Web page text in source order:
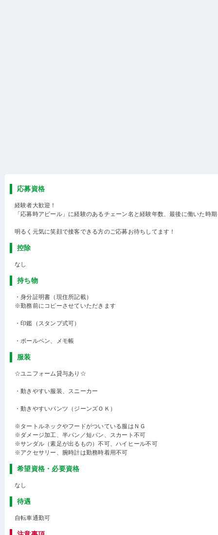
応募資格
経験者大歓迎！
「応募時アピール」に経験のあるチェーン名と経験年数、最後に働いた時
明るく元気に笑顔で接客できる方のご応募お待ちしてます！
控除
なし
持ち物
・身分証明書（現住所記載）
※勤務前にコピーさせていただきます
・印鑑（スタンプ式可）
・ボールペン、メモ帳
服装
☆ユニフォーム貸与あり☆
・動きやすい服装、スニーカー
・動きやすいパンツ（ジーンズＯＫ）
※タートルネックやフードがついている服はＮＧ
※ダメージ加工、半パン／短パン、スカート不可
※サンダル（素足が出るもの）不可、ハイヒール不可
※アクセサリー、腕時計は勤務時着用不可
希望資格・必要資格
なし
待遇
自転車通勤可